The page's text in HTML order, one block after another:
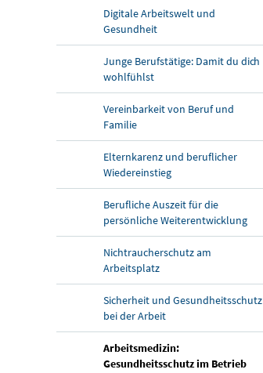
Digitale Arbeitswelt und
Gesundheit
Junge Berufstätige: Damit du dich
wohlfühlst
Vereinbarkeit von Beruf und
Familie
Elternkarenz und beruflicher
Wiedereinstieg
Berufliche Auszeit für die
persönliche Weiterentwicklung
Nichtraucherschutz am
Arbeitsplatz
Sicherheit und Gesundheitsschutz
bei der Arbeit
Arbeitsmedizin:
Gesundheitsschutz im Betrieb